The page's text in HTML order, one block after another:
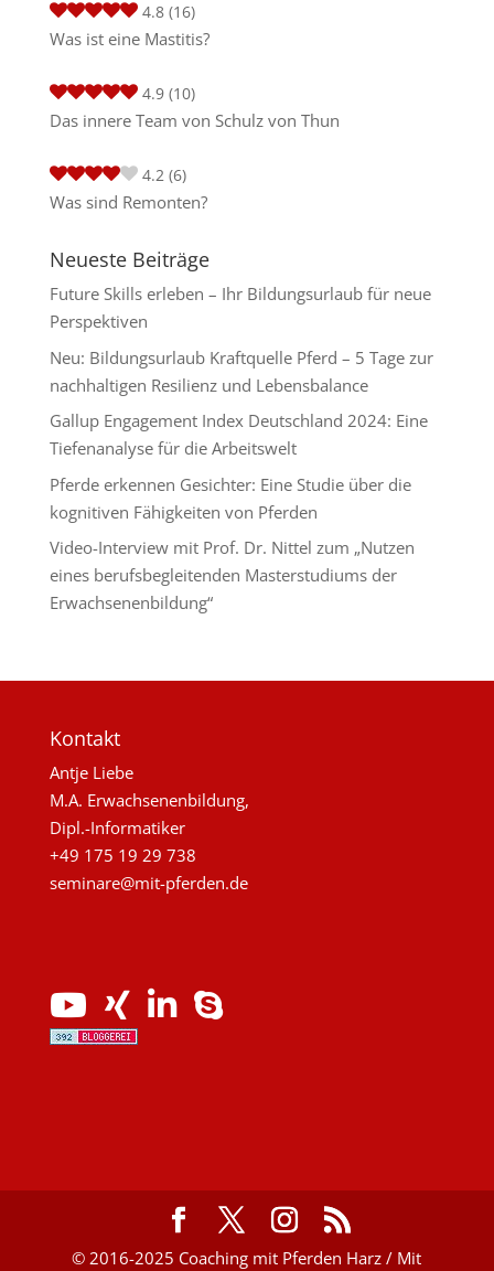
4.8 (16)
Was ist eine Mastitis?
4.9 (10)
Das innere Team von Schulz von Thun
4.2 (6)
Was sind Remonten?
Neueste Beiträge
Future Skills erleben – Ihr Bildungsurlaub für neue
Perspektiven
Neu: Bildungsurlaub Kraftquelle Pferd – 5 Tage zur
nachhaltigen Resilienz und Lebensbalance
Gallup Engagement Index Deutschland 2024: Eine
Tiefenanalyse für die Arbeitswelt
Pferde erkennen Gesichter: Eine Studie über die
kognitiven Fähigkeiten von Pferden
Video-Interview mit Prof. Dr. Nittel zum „Nutzen
eines berufsbegleitenden Masterstudiums der
Erwachsenenbildung“
Kontakt
Antje Liebe
M.A. Erwachsenenbildung,
Dipl.-Informatiker
+49 175 19 29 738
seminare@mit-pferden.de
© 2016-2025 Coaching mit Pferden Harz / Mit